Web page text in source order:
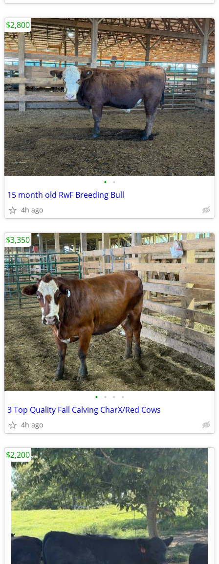
• •
15 month old RwF Breeding Bull
4h ago
$2,800
• • • •
3 Top Quality Fall Calving CharX/Red Cows
4h ago
$3,350
$2,200